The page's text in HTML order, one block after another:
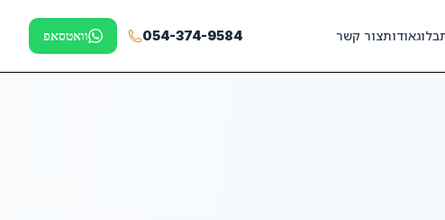
בלוגאודותצור קשר 054-374-9584 וואטסאפ